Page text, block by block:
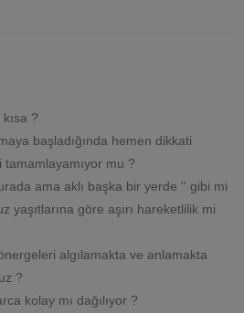
?
başladığında hemen dikkati
tamamlayamıyor mu ?
ama aklı başka bir yerde '' gibi mi
yaşıtlarına göre aşırı hareketlilik mi
algılamakta ve anlamakta
?
kolay mı dağılıyor ?